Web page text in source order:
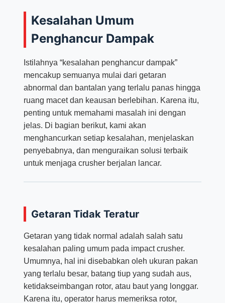
Kesalahan Umum
Penghancur Dampak
Istilahnya “kesalahan penghancur dampak”
mencakup semuanya mulai dari getaran
abnormal dan bantalan yang terlalu panas hingga
ruang macet dan keausan berlebihan. Karena itu,
penting untuk memahami masalah ini dengan
jelas. Di bagian berikut, kami akan
menghancurkan setiap kesalahan, menjelaskan
penyebabnya, dan menguraikan solusi terbaik
untuk menjaga crusher berjalan lancar.
Getaran Tidak Teratur
Getaran yang tidak normal adalah salah satu
kesalahan paling umum pada impact crusher.
Umumnya, hal ini disebabkan oleh ukuran pakan
yang terlalu besar, batang tiup yang sudah aus,
ketidakseimbangan rotor, atau baut yang longgar.
Karena itu, operator harus memeriksa rotor,